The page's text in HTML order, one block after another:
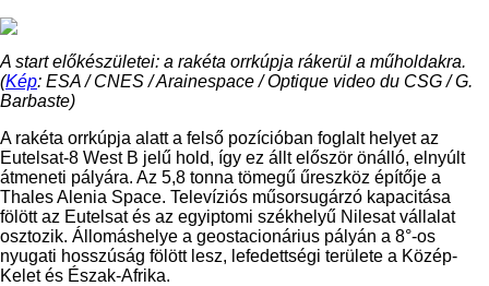
A start előkészületei: a rakéta orrkúpja rákerül a műholdakra.
(Kép: ESA / CNES / Arainespace / Optique video du CSG / G.
Barbaste)
A rakéta orrkúpja alatt a felső pozícióban foglalt helyet az
Eutelsat-8 West B jelű hold, így ez állt először önálló, elnyúlt
átmeneti pályára. Az 5,8 tonna tömegű űreszköz építője a
Thales Alenia Space. Televíziós műsorsugárzó kapacitása
fölött az Eutelsat és az egyiptomi székhelyű Nilesat vállalat
osztozik. Állomáshelye a geostacionárius pályán a 8°-os
nyugati hosszúság fölött lesz, lefedettségi területe a Közép-
Kelet és Észak-Afrika.